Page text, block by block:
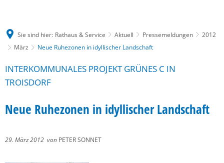
Sie sind hier: Rathaus & Service Aktuell Pressemeldungen
2012
März
Neue Ruhezonen in idyllischer Landschaft
INTERKOMMUNALES PROJEKT GRÜNES C IN
TROISDORF
Neue Ruhezonen in idyllischer Landschaft
29. März 2012 von PETER SONNET